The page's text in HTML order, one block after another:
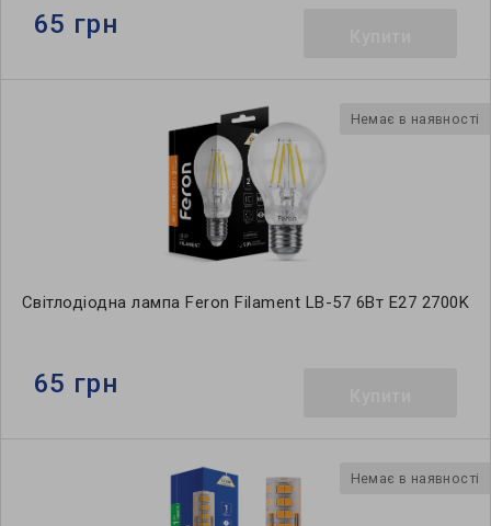
65 грн
Немає в наявності
Світлодіодна лампа Feron Filament LB-57 6Вт E27 2700K
65 грн
Немає в наявності